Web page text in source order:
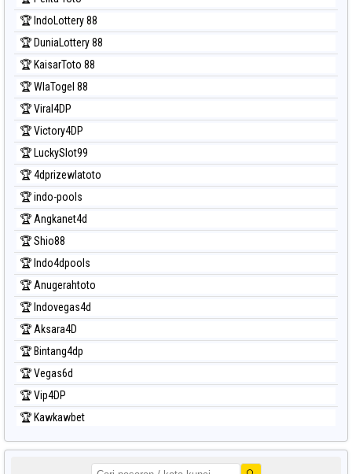
🏆 IndoLottery 88
🏆 DuniaLottery 88
🏆 KaisarToto 88
🏆 WlaTogel 88
🏆 Viral4DP
🏆 Victory4DP
🏆 LuckySlot99
🏆 4dprizewlatoto
🏆 indo-pools
🏆 Angkanet4d
🏆 Shio88
🏆 Indo4dpools
🏆 Anugerahtoto
🏆 Indovegas4d
🏆 Aksara4D
🏆 Bintang4dp
🏆 Vegas6d
🏆 Vip4DP
🏆 Kawkawbet